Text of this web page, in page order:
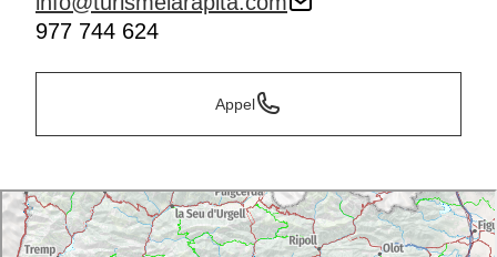
977 744 624
Appel